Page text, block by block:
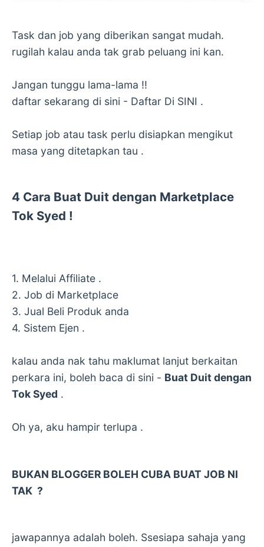
Task dan job yang diberikan sangat mudah.
rugilah kalau anda tak grab peluang ini kan.
Jangan tunggu lama-lama !!
daftar sekarang di sini - Daftar Di SINI .
Setiap job atau task perlu disiapkan mengikut
masa yang ditetapkan tau .
4 Cara Buat Duit dengan Marketplace
Tok Syed !
1. Melalui Affiliate .
2. Job di Marketplace
3. Jual Beli Produk anda
4. Sistem Ejen .
kalau anda nak tahu maklumat lanjut berkaitan
perkara ini, boleh baca di sini - Buat Duit dengan
Tok Syed .
Oh ya, aku hampir terlupa .
BUKAN BLOGGER BOLEH CUBA BUAT JOB NI
TAK ?
jawapannya adalah boleh. Ssesiapa sahaja yang